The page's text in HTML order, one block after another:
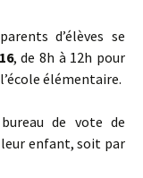
d’élèves se
, de 8h à 12h pour
élémentaire.
de vote de
enfant, soit par